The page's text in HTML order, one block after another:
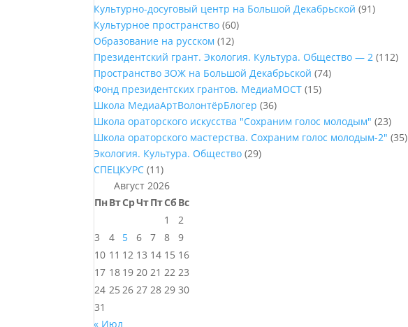
Культурно-досуговый центр на Большой Декабрьской (91)
Культурное пространство (60)
Образование на русском (12)
Президентский грант. Экология. Культура. Общество — 2 (112)
Пространство ЗОЖ на Большой Декабрьской (74)
Фонд президентских грантов. МедиаМОСТ (15)
Школа МедиаАртВолонтёрБлогер (36)
Школа ораторского искусства "Сохраним голос молодым" (23)
Школа ораторского мастерства. Сохраним голос молодым-2" (35)
Экология. Культура. Общество (29)
СПЕЦКУРС (11)
Август 2026
ПнВтСрЧтПтСб Вс
1
2
3
4 5 6 7 8
9
10 11 12 13 14 15 16
17 18 19 20 21 22 23
24 25 26 27 28 29 30
31
« Июл